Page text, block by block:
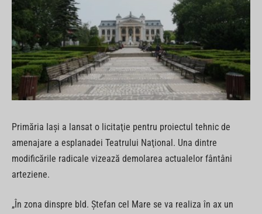
Primăria Iași a lansat o licitaţie pentru proiectul tehnic de
amenajare a esplanadei Teatrului Naţional. Una dintre
modificările radicale vizează demolarea actualelor fântâni
arteziene.
„În zona dinspre bld. Ştefan cel Mare se va realiza în ax un